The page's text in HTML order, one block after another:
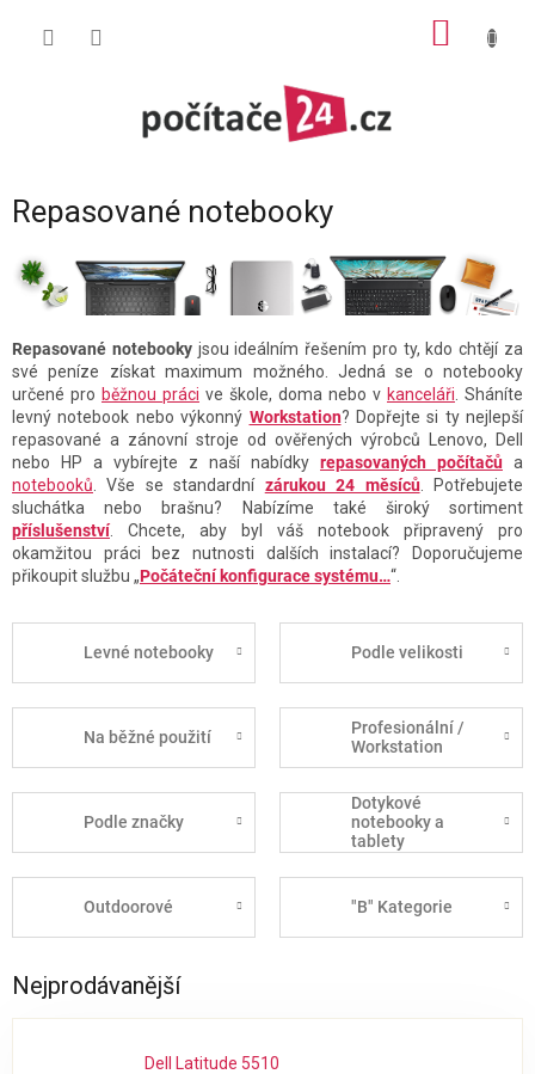
Repasované notebooky
Repasované notebookyjsou ideálním řešením pro ty, kdo chtějí za
své peníze získat maximum možného. Jedná se o notebooky
určené pro běžnou práci ve škole, doma nebo v kanceláři . Sháníte
levný notebook nebo výkonný Workstation? Dopřejte si ty nejlepší
repasované a zánovní stroje od ověřených výrobců Lenovo, Dell
nebo HP a vybírejte z naší nabídky repasovaných počítačů a
notebooků . Vše se standardní zárukou 24 měsíců. Potřebujete
sluchátka nebo brašnu? Nabízíme také široký sortiment
příslušenství. Chcete, aby byl váš notebook připravený pro
okamžitou práci bez nutnosti dalších instalací? Doporučujeme
přikoupit službu „Počáteční konfigurace systému…“.
Levné notebooky Podle velikosti
Na běžné použití
Profesionální /
Workstation
Podle značky
Dotykové
notebooky a
tablety
Outdoorové "B" Kategorie
Nejprodávanější
Dell Latitude 5510